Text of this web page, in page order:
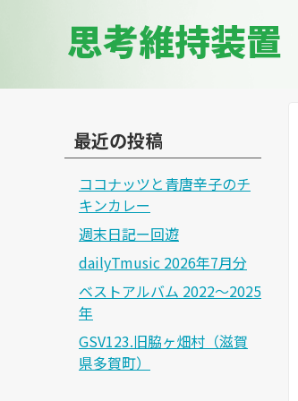
思考維持装置
最近の投稿
ココナッツと青唐辛子のチ
キンカレー
週末日記ー回遊
dailyTmusic 2026年7月分
ベストアルバム 2022～2025
年
GSV123.旧脇ヶ畑村（滋賀
県多賀町）